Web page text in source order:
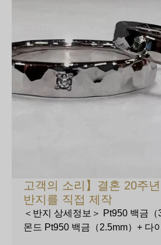
고객의 소리】결혼 20주
반지를 직접 제작
＜반지 상세정보＞ Pt950 백금
몬드 Pt950 백금（2.5mm）+ 다